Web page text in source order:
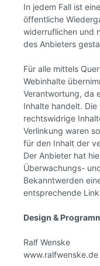
In jedem Fall ist
öffentliche
widerruflichen und
des Anbieters
Für alle mittels
Webinhalte
Verantwortung, da
Inhalte handelt.
rechtswidrige
Verlinkung waren
für den Inhalt der
Der Anbieter hat
Überwachungs-
Bekanntwerden
entsprechende
Design &
Ralf Wenske
www.ralfwenske.de